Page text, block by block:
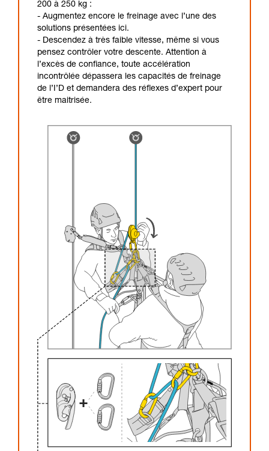
200 à 250 kg :
- Augmentez encore le freinage avec l’une des
solutions présentées ici.
- Descendez à très faible vitesse, même si vous
pensez contrôler votre descente. Attention à
l’excès de confiance, toute accélération
incontrôlée dépassera les capacités de freinage
de l’I’D et demandera des réflexes d’expert pour
être maitrisée.